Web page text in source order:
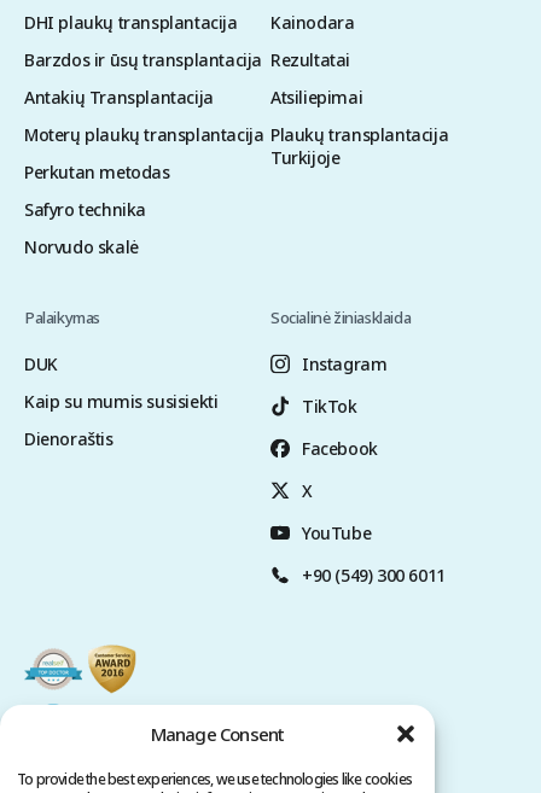
Manage Consent
To provide the best experiences, we use technologies like cookies
DHI plaukų transplantacija
Barzdos ir ūsų transplantacija
Antakių Transplantacija
Moterų plaukų transplantacija
Perkutan metodas
Safyro technika
Norvudo skalė
Kainodara
Rezultatai
Atsiliepimai
Plaukų transplantacija
Turkijoje
Palaikymas
DUK
Kaip su mumis susisiekti
Dienoraštis
Socialinė žiniasklaida
Instagram
TikTok
Facebook
X
YouTube
+90 (549) 300 6011